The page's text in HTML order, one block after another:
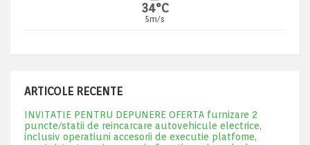
34°C
5m/s
ARTICOLE RECENTE
INVITATIE PENTRU DEPUNERE OFERTA furnizare 2
puncte/statii de reincarcare autovehicule electrice,
inclusiv operatiuni accesorii de executie platfome,